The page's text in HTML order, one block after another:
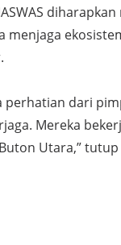
menjaga
perhatian dari
Mereka
Utara,” tutup